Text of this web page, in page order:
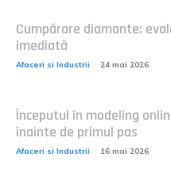
Cumpărare diamante:
imediată
Afaceri si Industrii 24 mai 2026
Începutul în modeling
înainte de primul pas
Afaceri si Industrii 16 mai 2026